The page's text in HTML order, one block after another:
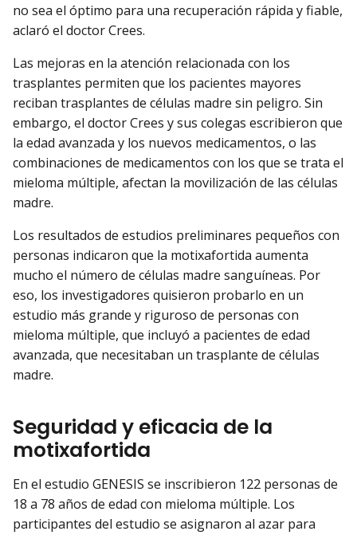
no sea el óptimo para una recuperación rápida y fiable,
aclaró el doctor Crees.
Las mejoras en la atención relacionada con los
trasplantes permiten que los pacientes mayores
reciban trasplantes de células madre sin peligro. Sin
embargo, el doctor Crees y sus colegas escribieron que
la edad avanzada y los nuevos medicamentos, o las
combinaciones de medicamentos con los que se trata el
mieloma múltiple, afectan la movilización de las células
madre.
Los resultados de estudios preliminares pequeños con
personas indicaron que la motixafortida aumenta
mucho el número de células madre sanguíneas. Por
eso, los investigadores quisieron probarlo en un
estudio más grande y riguroso de personas con
mieloma múltiple, que incluyó a pacientes de edad
avanzada, que necesitaban un trasplante de células
madre.
Seguridad y eficacia de la
motixafortida
En el estudio GENESIS se inscribieron 122 personas de
18 a 78 años de edad con mieloma múltiple. Los
participantes del estudio se asignaron al azar para